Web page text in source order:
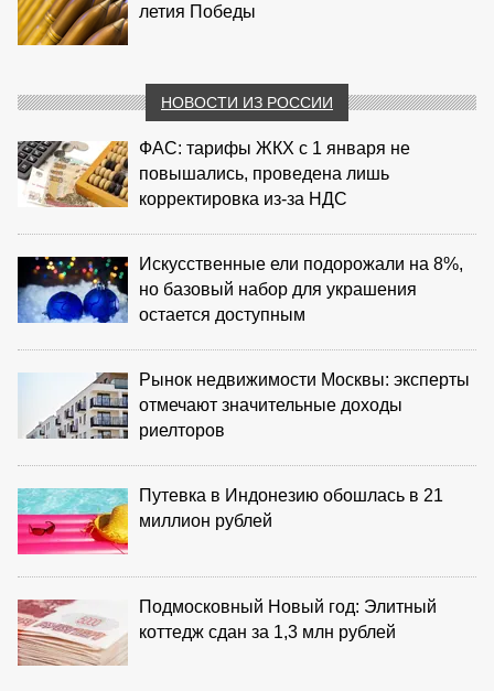
летия Победы
НОВОСТИ ИЗ РОССИИ
ФАС: тарифы ЖКХ с 1 января не
повышались, проведена лишь
корректировка из‑за НДС
Искусственные ели подорожали на 8%,
но базовый набор для украшения
остается доступным
Рынок недвижимости Москвы: эксперты
отмечают значительные доходы
риелторов
Путевка в Индонезию обошлась в 21
миллион рублей
Подмосковный Новый год: Элитный
коттедж сдан за 1,3 млн рублей